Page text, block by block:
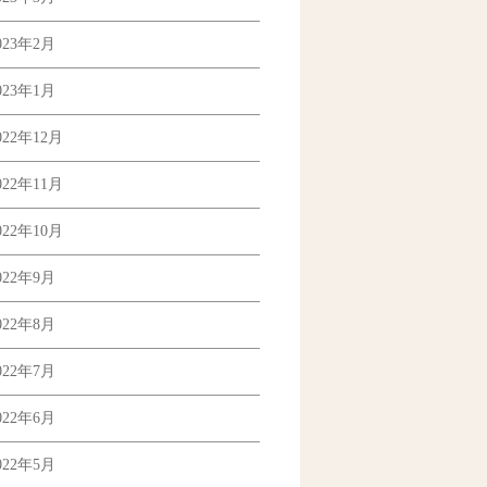
年2月
年1月
年12月
年11月
年10月
年9月
年8月
年7月
年6月
年5月